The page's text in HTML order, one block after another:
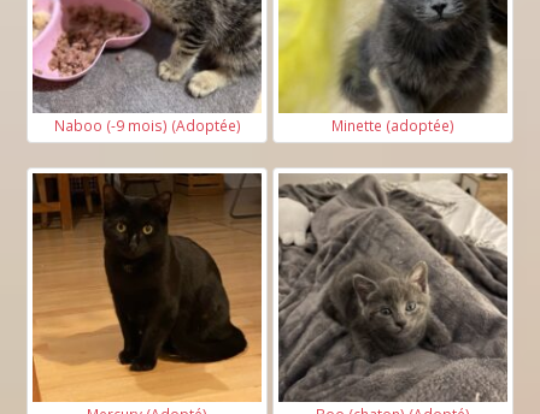
Naboo (-9 mois) (Adoptée) Minette (adoptée)